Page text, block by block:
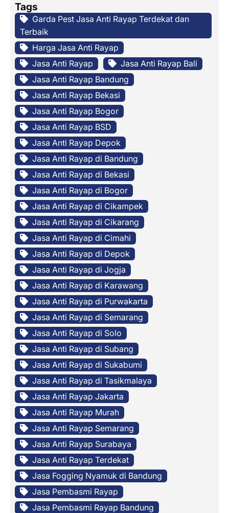
Tags
Garda Pest Jasa Anti Rayap Terdekat dan
Terbaik
Harga Jasa Anti Rayap
Jasa Anti Rayap
Jasa Anti Rayap Bali
Jasa Anti Rayap Bandung
Jasa Anti Rayap Bekasi
Jasa Anti Rayap Bogor
Jasa Anti Rayap BSD
Jasa Anti Rayap Depok
Jasa Anti Rayap di Bandung
Jasa Anti Rayap di Bekasi
Jasa Anti Rayap di Bogor
Jasa Anti Rayap di Cikampek
Jasa Anti Rayap di Cikarang
Jasa Anti Rayap di Cimahi
Jasa Anti Rayap di Depok
Jasa Anti Rayap di Jogja
Jasa Anti Rayap di Karawang
Jasa Anti Rayap di Purwakarta
Jasa Anti Rayap di Semarang
Jasa Anti Rayap di Solo
Jasa Anti Rayap di Subang
Jasa Anti Rayap di Sukabumi
Jasa Anti Rayap di Tasikmalaya
Jasa Anti Rayap Jakarta
Jasa Anti Rayap Murah
Jasa Anti Rayap Semarang
Jasa Anti Rayap Surabaya
Jasa Anti Rayap Terdekat
Jasa Fogging Nyamuk di Bandung
Jasa Pembasmi Rayap
Jasa Pembasmi Rayap Bandung